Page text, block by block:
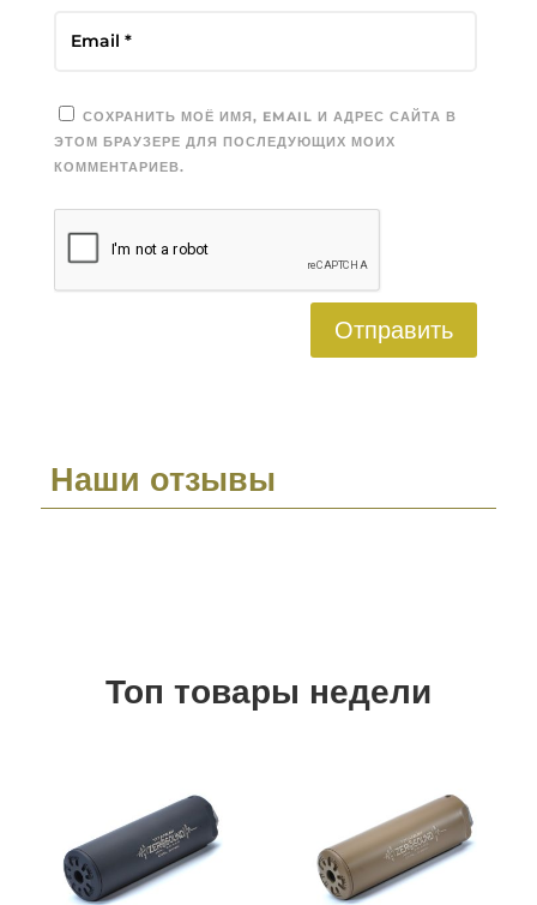
СОХРАНИТЬ МОЁ ИМЯ, EMAIL И АДРЕС САЙТА В
ЭТОМ БРАУЗЕРЕ ДЛЯ ПОСЛЕДУЮЩИХ МОИХ
КОММЕНТАРИЕВ.
Отправить
Наши отзывы
Топ товары недели